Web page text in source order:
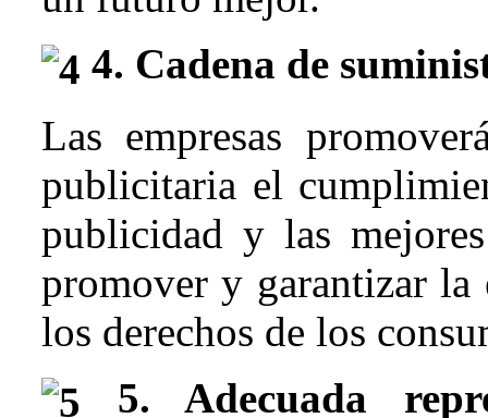
4. Cadena de
Las empresas
publicitaria el
publicidad y las
promover y garantizar
los derechos de los
5. Adecuada